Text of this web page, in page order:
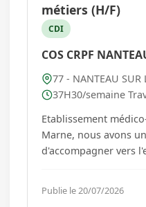
métiers (H/F)
CDI
COS CRPF
77 - NANTEAU SUR
37H30/semaine
Etablissement
Marne, nous avons
d'accompagner vers
situation de
d'emploi en
Publie le 20/07/2026